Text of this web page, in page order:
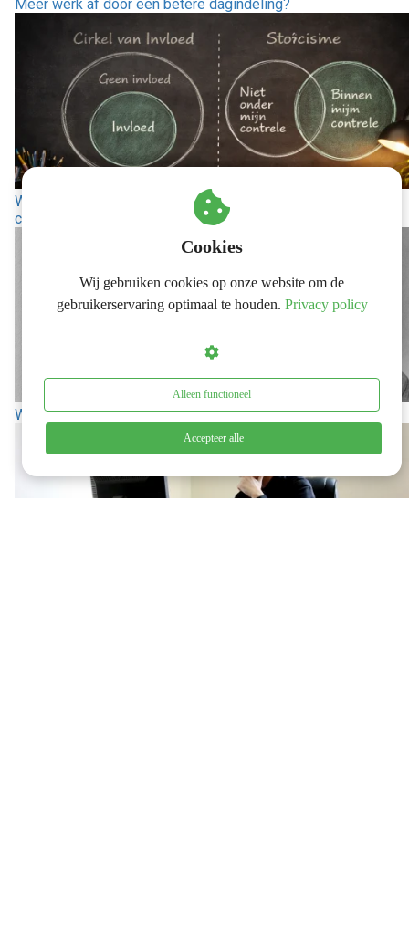
Meer werk af door een betere dagindeling?
Waarom je cirkel van invloed iets anders is dan stoïcijnse
controle
Waarom het probleem vaak niet van jou is
Cookies
Wij gebruiken cookies op onze website om de
gebruikerservaring optimaal te houden. Privacy policy
Alleen functioneel
Accepteer alle